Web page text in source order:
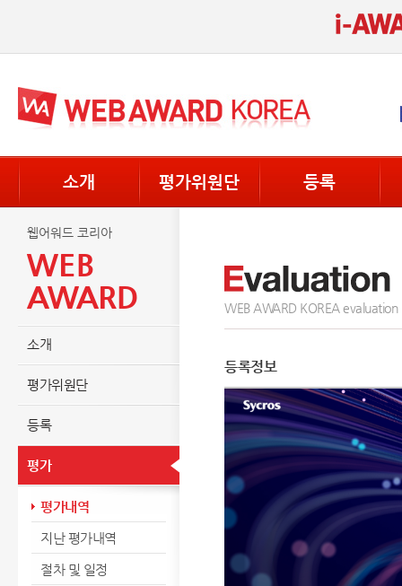
소개 평가위원단 등록
WEB AWARD KOREA evaluation
등록정보
웹어워드 코리아
WEB
AWARD
소개
평가위원단
등록
평가
평가내역
지난 평가내역
절차 및 일정